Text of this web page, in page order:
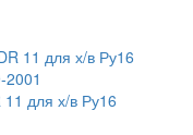
для х/в Ру16